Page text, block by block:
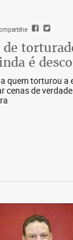
de
é
quem torturou a
cenas de